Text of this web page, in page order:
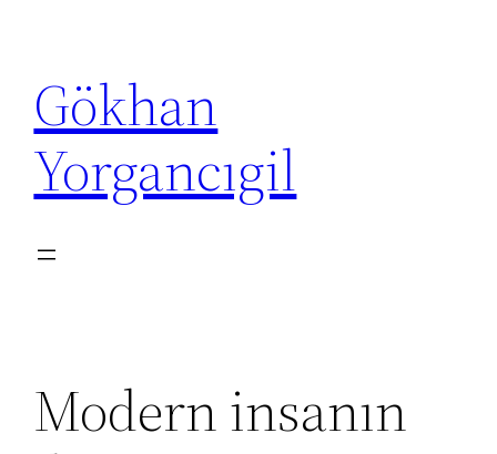
Gökhan
Yorgancıgil
Modern insanın